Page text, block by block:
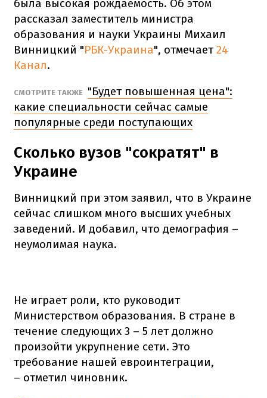
была высокая рождаемость. Об этом
рассказал заместитель министра
образования и науки Украины Михаил
Винницкий "РБК-Украина", отмечает24
Канал.
СМОТРИТЕ ТАКЖЕ "Будет повышенная цена":
какие специальности сейчас самые
популярные среди поступающих
Сколько вузов "сократят" в
Украине
Винницкий при этом заявил, что в Украине
сейчас слишком много высших учебных
заведений. И добавил, что демография –
неумолимая наука.
Не играет роли, кто руководит
Министерством образования. В стране в
течение следующих 3 – 5 лет должно
произойти укрупнение сети. Это
требование нашей евроинтеграции,
– отметил чиновник.